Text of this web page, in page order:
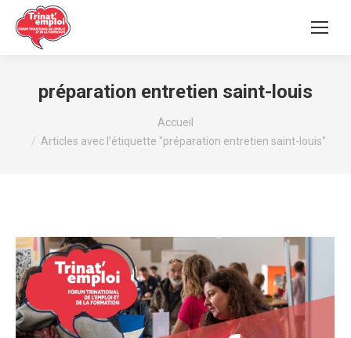
préparation entretien saint-louis
Accueil
Articles avec l’étiquette "préparation entretien saint-louis"